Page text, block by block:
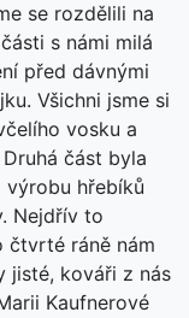
se rozdělili na
s námi milá
před dávnými
Všichni jsme si
vosku a
část byla
výrobu hřebíků
Nejdřív to
čtvrté ráně nám
jisté, kováři z nás
Kaufnerové